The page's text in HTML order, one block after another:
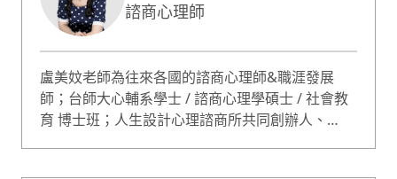
諮商心理師
盧美妏老師為往來各國的諮商心理師&職涯發展
師；台師大心輔系學士 / 諮商心理學碩士 / 社會教
育 博士班；人生設計心理諮商所共同創辦人、